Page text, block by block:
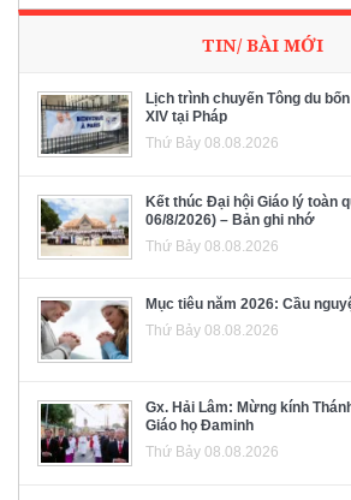
TIN/ BÀI MỚI
Lịch trình chuyến Tông du
XIV tại Pháp
Thứ Bảy 08.08.2026
Kết thúc Đại hội Giáo lý toàn
06/8/2026) – Bản ghi nhớ
Thứ Bảy 08.08.2026
Mục tiêu năm 2026: Cầu
Thứ Bảy 08.08.2026
Gx. Hải Lâm: Mừng kính
Giáo họ Đaminh
Thứ Bảy 08.08.2026